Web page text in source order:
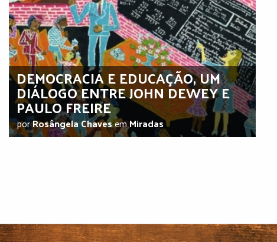
DEMOCRACIA E EDUCAÇÃO, UM
DIÁLOGO ENTRE JOHN DEWEY E
PAULO FREIRE
porRosângela ChavesemMiradas